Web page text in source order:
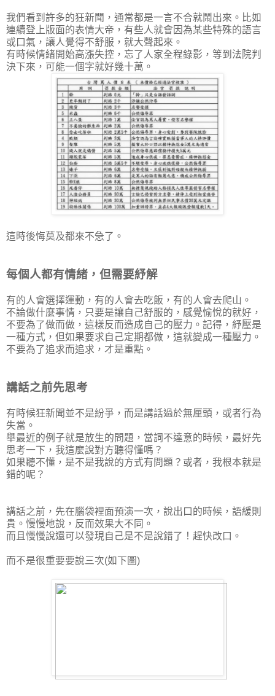
我們看到許多的狂新聞，通常都是一言不合就鬧出來。比如
連續登上版面的表情大帝，有些人就會因為某些特殊的語言
或口氣，讓人覺得不舒服，就大聲起來。
有時候情緒開始高漲失控，忘了人家全程錄影，等到法院判
決下來，可能一個字就好幾十萬。
這時後悔莫及都來不急了。
每個人都有情緒，但需要紓解
有的人會選擇運動，有的人會去吃飯，有的人會去爬山。
不論做什麼事情，只要是讓自己舒服的，感覺愉悅的就好，
不要為了做而做，這樣反而造成自己的壓力。記得，紓壓是
一種方式，但如果要求自己定期都做，這就變成一種壓力。
不要為了追求而追求，才是重點。
講話之前先思考
有時候狂新聞並不是紛爭，而是講話過於無厘頭，或者行為
失當。
舉最近的例子就是放生的問題，當詞不達意的時候，最好先
思考一下，我這麼說對方聽得懂嗎？
如果聽不懂，是不是我說的方式有問題？或者，我根本就是
錯的呢？
講話之前，先在腦袋裡面預演一次，說出口的時候，語緩則
貴。慢慢地說，反而效果大不同。
而且慢慢說還可以發現自己是不是說錯了！趕快改口。
而不是很重要要說三次(如下圖)